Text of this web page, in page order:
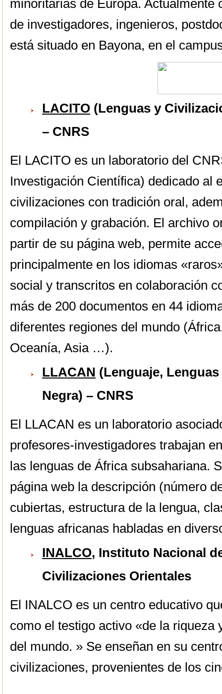
minoritarias de Europa. Actualmente
de investigadores, ingenieros,
está situado en Bayona, en el
LACITO (Lenguas y
– CNRS
El LACITO es un laboratorio del
Investigación Científica) dedicado al
civilizaciones con tradición oral,
compilación y grabación. El archivo
partir de su página web, permite
principalmente en los idiomas
social y transcritos en colaboración
más de 200 documentos en 44
diferentes regiones del mundo
Oceanía, Asia …).
LLACAN (Lenguaje,
Negra) – CNRS
El LLACAN es un laboratorio
profesores-investigadores trabajan
las lenguas de África subsahariana.
página web la descripción (número
cubiertas, estructura de la lengua,
lenguas africanas habladas en
INALCO, Instituto Nacional
Civilizaciones Orientales
El INALCO es un centro educativo
como el testigo activo «de la riqueza
del mundo. » Se enseñan en su
civilizaciones, provenientes de los